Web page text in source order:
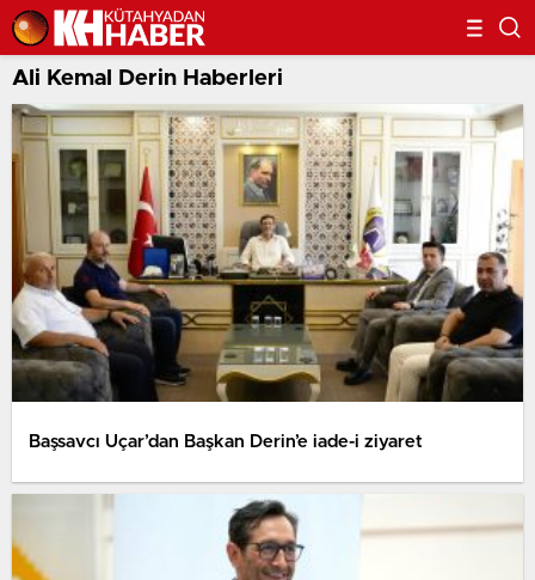
Ali Kemal Derin Haberleri
Başsavcı Uçar’dan Başkan Derin’e iade-i ziyaret